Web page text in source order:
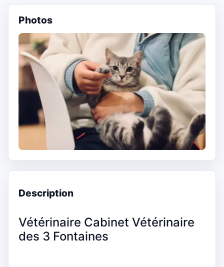
Photos
Description
Vétérinaire Cabinet Vétérinaire
des 3 Fontaines